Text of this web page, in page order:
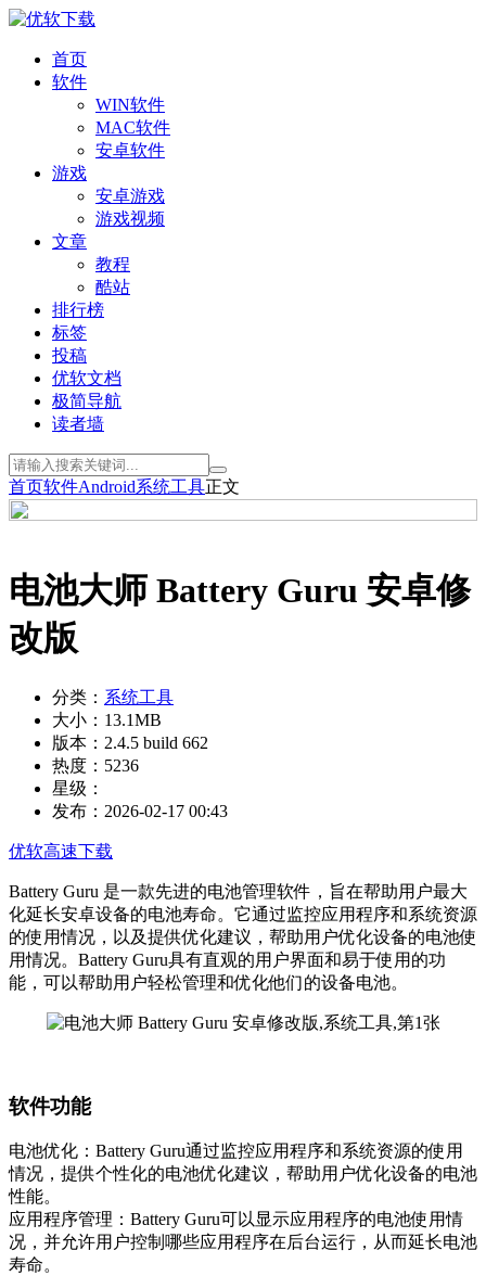
首页
软件
WIN软件
MAC软件
安卓软件
游戏
安卓游戏
游戏视频
文章
教程
酷站
排行榜
标签
投稿
优软文档
极简导航
读者墙
首页软件Android系统工具正文
电池大师 Battery Guru 安卓修
改版
分类： 系统工具
大小： 13.1MB
版本： 2.4.5 build 662
热度： 5236
星级：
发布： 2026-02-17 00:43
优软高速下载
Battery Guru 是一款先进的电池管理软件，旨在帮助用户最大
化延长安卓设备的电池寿命。它通过监控应用程序和系统资源
的使用情况，以及提供优化建议，帮助用户优化设备的电池使
用情况。Battery Guru具有直观的用户界面和易于使用的功
能，可以帮助用户轻松管理和优化他们的设备电池。
软件功能
电池优化：Battery Guru通过监控应用程序和系统资源的使用
情况，提供个性化的电池优化建议，帮助用户优化设备的电池
性能。
应用程序管理：Battery Guru可以显示应用程序的电池使用情
况，并允许用户控制哪些应用程序在后台运行，从而延长电池
寿命。